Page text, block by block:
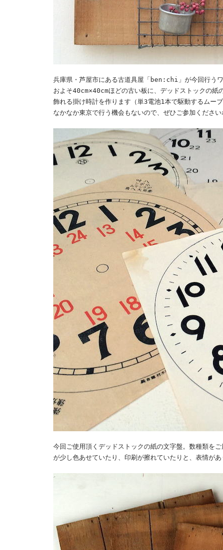
兵庫県・芦屋市にある古道具屋「ben:chi」が今回行う
およそ40cm×40cmほどの古い板に、デッドストックの
飾れる掛け時計を作ります（単3電池1本で駆動するムー
なかなか東京で行う機会もないので、ぜひご参加ください
今回ご使用頂くデッドストックの紙の文字盤。数種類を
が少し色あせていたり、印刷が擦れていたりと、表情が